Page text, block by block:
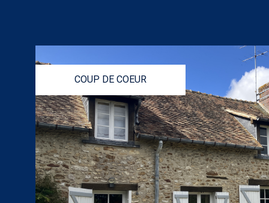
dégagement. À l’étage : deux pièces, une pièce d’eau
lavabo. Grenier aménageable. Tout confort : chauffage
et double vitrage. Dépendances avec deux greniers
atelier, bureau, salle de jeux, rangements et cellier.
serre. Terrain : 2.074 m². DPE : D. GES : D. Estimation
annuels d'énergie du logement pour une utilisation
063 € et 4 143 € [prix moyens des énergies indexés
2021, 2022 et 2023 (abonnements compris)]. Les
risques auxquels ce bien est exposé sont disponibles
www.georisques.gouv.fr
COUP DE COEUR
VOIR LE BIEN